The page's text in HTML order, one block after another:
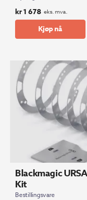
kr1 678 eks. mva.
Kjøp nå
Blackmagic
Kit
Bestillingsvare